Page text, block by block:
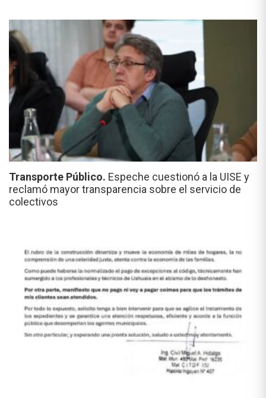
Transporte Público. Espeche cuestionó a la UISE y
reclamó mayor transparencia sobre el servicio de
colectivos